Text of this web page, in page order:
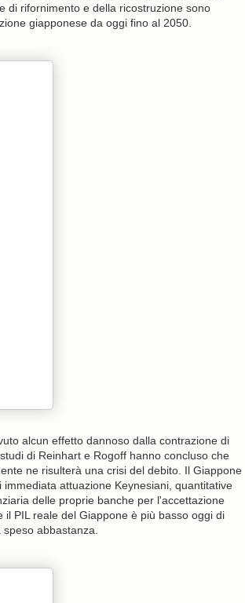
di rifornimento e della ricostruzione sono
giapponese da oggi fino al 2050.
alcun effetto dannoso dalla contrazione di
di Reinhart e Rogoff hanno concluso che
ne risulterà una crisi del debito. Il Giappone
attuazione Keynesiani, quantitative
delle proprie banche per l'accettazione
PIL reale del Giappone è più basso oggi di
abbastanza.